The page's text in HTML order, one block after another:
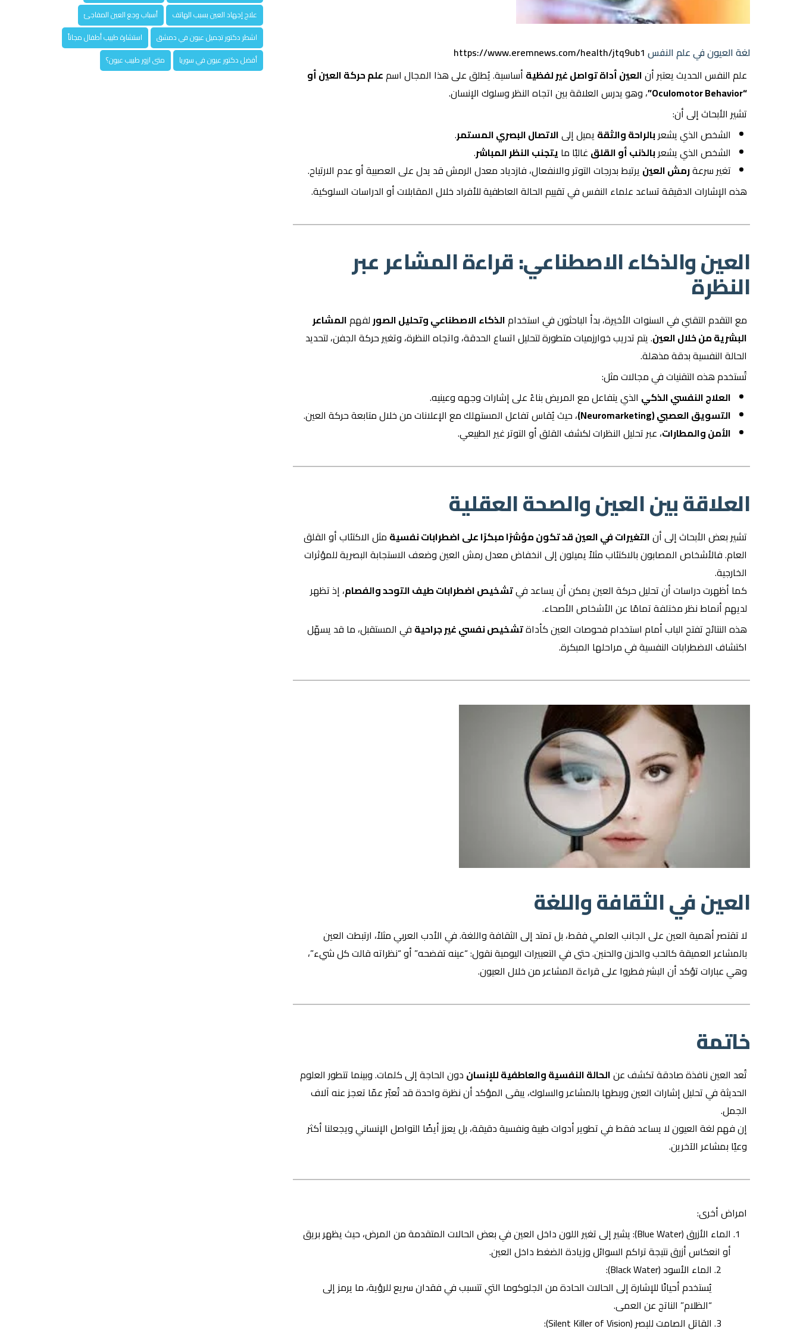
لغة العيون في علم النفس https://www.eremnews.com/health/jtq9ub1
علم النفس الحديث يعتبر أنالعين أداة تواصل غير لفظية أساسية. يُطلق على هذا المجال اسمعلم حركة العين أو
“Oculomotor Behavior”
، وهو يدرس العلاقة بين اتجاه النظر وسلوك الإنسان.
تشير الأبحاث إلى أن:
الشخص الذي يشعربالراحة والثقة يميل إلىالاتصال البصري المستمر.
الشخص الذي يشعربالذنب أو القلق غالبًا ما يتجنب النظر المباشر.
تغير سرعةرمش العين يرتبط بدرجات التوتر والانفعال، فازدياد معدل الرمش قد يدل على العصبية أو عدم الارتياح.
هذه الإشارات الدقيقة تساعد علماء النفس في تقييم الحالة العاطفية للأفراد خلال المقابلات أو الدراسات السلوكية.
العين والذكاء الاصطناعي: قراءة المشاعر عبر
النظرة
مع التقدم التقني في السنوات الأخيرة، بدأ الباحثون في استخدامالذكاء الاصطناعي وتحليل الصورلفهمالمشاعر
البشرية من خلال العين. يتم تدريب خوارزميات متطورة لتحليل اتساع الحدقة، واتجاه النظرة، وتغير حركة الجفن، لتحديد
الحالة النفسية بدقة مذهلة.
تُستخدم هذه التقنيات في مجالات مثل:
العلاج النفسي الذكي الذي يتفاعل مع المريض بناءً على إشارات وجهه وعينيه.
التسويق العصبي (Neuromarketing)
، حيث يُقاس تفاعل المستهلك مع الإعلانات من خلال متابعة حركة العين.
الأمن والمطارات، عبر تحليل النظرات لكشف القلق أو التوتر غير الطبيعي.
العلاقة بين العين والصحة العقلية
تشير بعض الأبحاث إلى أنالتغيرات في العين قد تكون مؤشرًا مبكرًا على اضطرابات نفسية مثل الاكتئاب أو القلق
العام. فالأشخاص المصابون بالاكتئاب مثلاً يميلون إلى انخفاض معدل رمش العين وضعف الاستجابة البصرية للمؤثرات
الخارجية.
كما أظهرت دراسات أن تحليل حركة العين يمكن أن يساعد فيتشخيص اضطرابات طيف التوحد والفصام، إذ تظهر
لديهم أنماط نظر مختلفة تمامًا عن الأشخاص الأصحاء.
هذه النتائج تفتح الباب أمام استخدام فحوصات العين كأداةتشخيص نفسي غير جراحية في المستقبل، ما قد يسهّل
اكتشاف الاضطرابات النفسية في مراحلها المبكرة.
العين في الثقافة واللغة
لا تقتصر أهمية العين على الجانب العلمي فقط، بل تمتد إلى الثقافة واللغة. في الأدب العربي مثلاً، ارتبطت العين
بالمشاعر العميقة كالحب والحزن والحنين. حتى في التعبيرات اليومية نقول:“عينه تفضحه” أو“نظراته قالت كل شيء”،
وهي عبارات تؤكد أن البشر فطروا على قراءة المشاعر من خلال العيون.
خاتمة
تُعد العين نافذة صادقة تكشف عنالحالة النفسية والعاطفية للإنسان دون الحاجة إلى كلمات. وبينما تتطور العلوم
الحديثة في تحليل إشارات العين وربطها بالمشاعر والسلوك، يبقى المؤكد أن نظرة واحدة قد تُعبّر عمّا تعجز عنه آلاف
الجمل.
إن فهم لغة العيون لا يساعد فقط في تطوير أدوات طبية ونفسية دقيقة، بل يعزز أيضًا التواصل الإنساني ويجعلنا أكثر
وعيًا بمشاعر الآخرين.
امراض أخرى:
الماء الأزرق (Blue Water): يشير إلى تغير اللون داخل العين في بعض الحالات المتقدمة من المرض، حيث يظهر بريق
أو انعكاس أزرق نتيجة تراكم السوائل وزيادة الضغط داخل العين.
الماء الأسود (Black Water):
يُستخدم أحيانًا للإشارة إلى الحالات الحادة من الجلوكوما التي تتسبب في فقدان سريع للرؤية، ما يرمز إلى
“الظلام” الناتج عن العمى.
القاتل الصامت للبصر(Silent Killer of Vision):
علاج إجهاد العين بسبب الهاتف
أسباب وجع العين المفاجئ
اشطر دكتور تجميل عيون في دمشق
استشارة طبيب أطفال مجاناً
أفضل دكتور عيون في سوريا
متى ازور طبيب عيون؟